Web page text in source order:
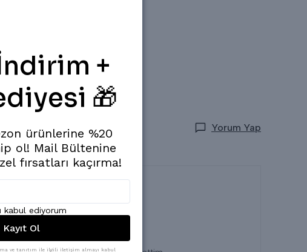
Yorum Yap
+
🎁
ürünlerine %20
ol! Mail Bültenine
fırsatları kaçırma!
kabul ediyorum
Kayıt Ol
ve tanıtım ile ilgili iletişim almayı kabul